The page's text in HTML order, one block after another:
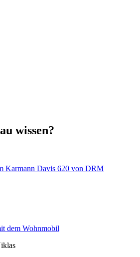
wissen?
Karmann Davis 620 von DRM
dem Wohnmobil